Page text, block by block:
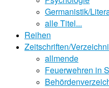
Germanistik/
alle Titel...
Reihen
Zeitschriften/
allmende
Feuerwehren in